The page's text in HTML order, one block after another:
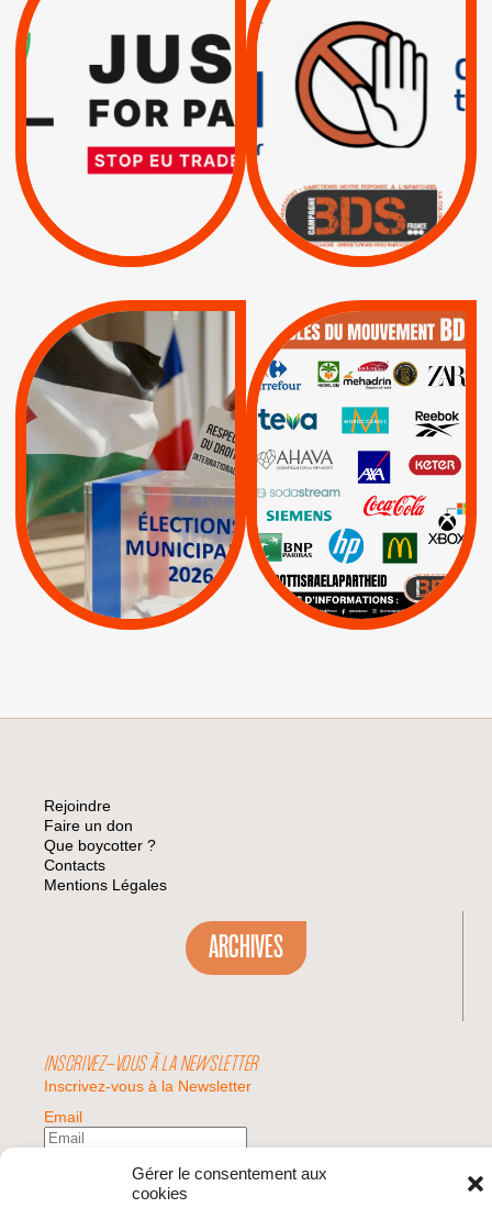
Gérer le consentement aux
cookies
SUSPENSION
TOTALE DE
L’ACCORD
D’ASSOCIATION UE-
ISRAËL
| Actus Pétitions
RESPECT DU DROIT
INTERNATIONAL ?
TRUMP, MACRON :
MÊME COMBAT
| Actus |
| Boycott militaire |
Lettres d'interpellation
MUNICIPALES 2026 :
JE VOTE POUR LE
RESPECT DU DROIT
INTERNATIONAL EN
PALESTINE
APPELS | Actus |
Espaces Sans
Apartheid
| Lettres d'interpellation
Pétitions
QUE BOYCOTTER ?
BOYCOTT /
AXA BNP | CAF |
Carrefour | HP |
Keter |
Livres et brochures |
Mehadrin | PUMA
Sodastream |
Visuels, tracts,
affiches,...
Rejoindre
Faire un don
Que boycotter ?
Contacts
Mentions Légales
ARCHIVES
INSCRIVEZ-VOUS À LA NEWSLETTER
Inscrivez-vous à la Newsletter
Email
Valider